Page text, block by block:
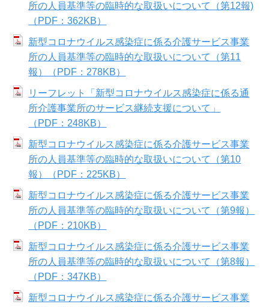
所の人員基準等の臨時的な取扱いについて（第12報)
（PDF：362KB）
新型コロナウイルス感染症に係る介護サービス事業
所の人員基準等の臨時的な取扱いについて（第11
報）（PDF：278KB）
リーフレット「新型コロナウイルス感染症に係る通
所介護事業所のサービス継続支援について」
（PDF：248KB）
新型コロナウイルス感染症に係る介護サービス事業
所の人員基準等の臨時的な取扱いについて（第10
報）（PDF：225KB）
新型コロナウイルス感染症に係る介護サービス事業
所の人員基準等の臨時的な取扱いについて（第9報）
（PDF：210KB）
新型コロナウイルス感染症に係る介護サービス事業
所の人員基準等の臨時的な取扱いについて（第8報）
（PDF：347KB）
新型コロナウイルス感染症に係る介護サービス事業